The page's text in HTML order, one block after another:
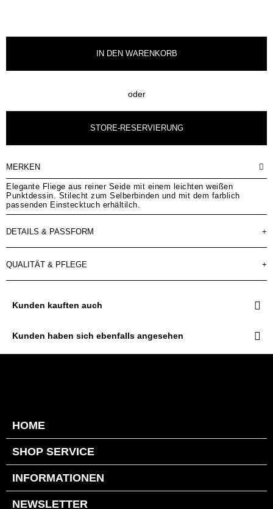
IN DEN WARENKORB
oder
STORE-RESERVIERUNG
MERKEN
Elegante Fliege aus reiner Seide mit einem leichten weißen
Punktdessin. Stilecht zum Selberbinden und mit dem farblich
passenden Einstecktuch erhältilch.
DETAILS & PASSFORM +
QUALITÄT & PFLEGE +
Kunden kauften auch
Kunden haben sich ebenfalls angesehen
HOME
SHOP SERVICE
INFORMATIONEN
NEWSLETTER